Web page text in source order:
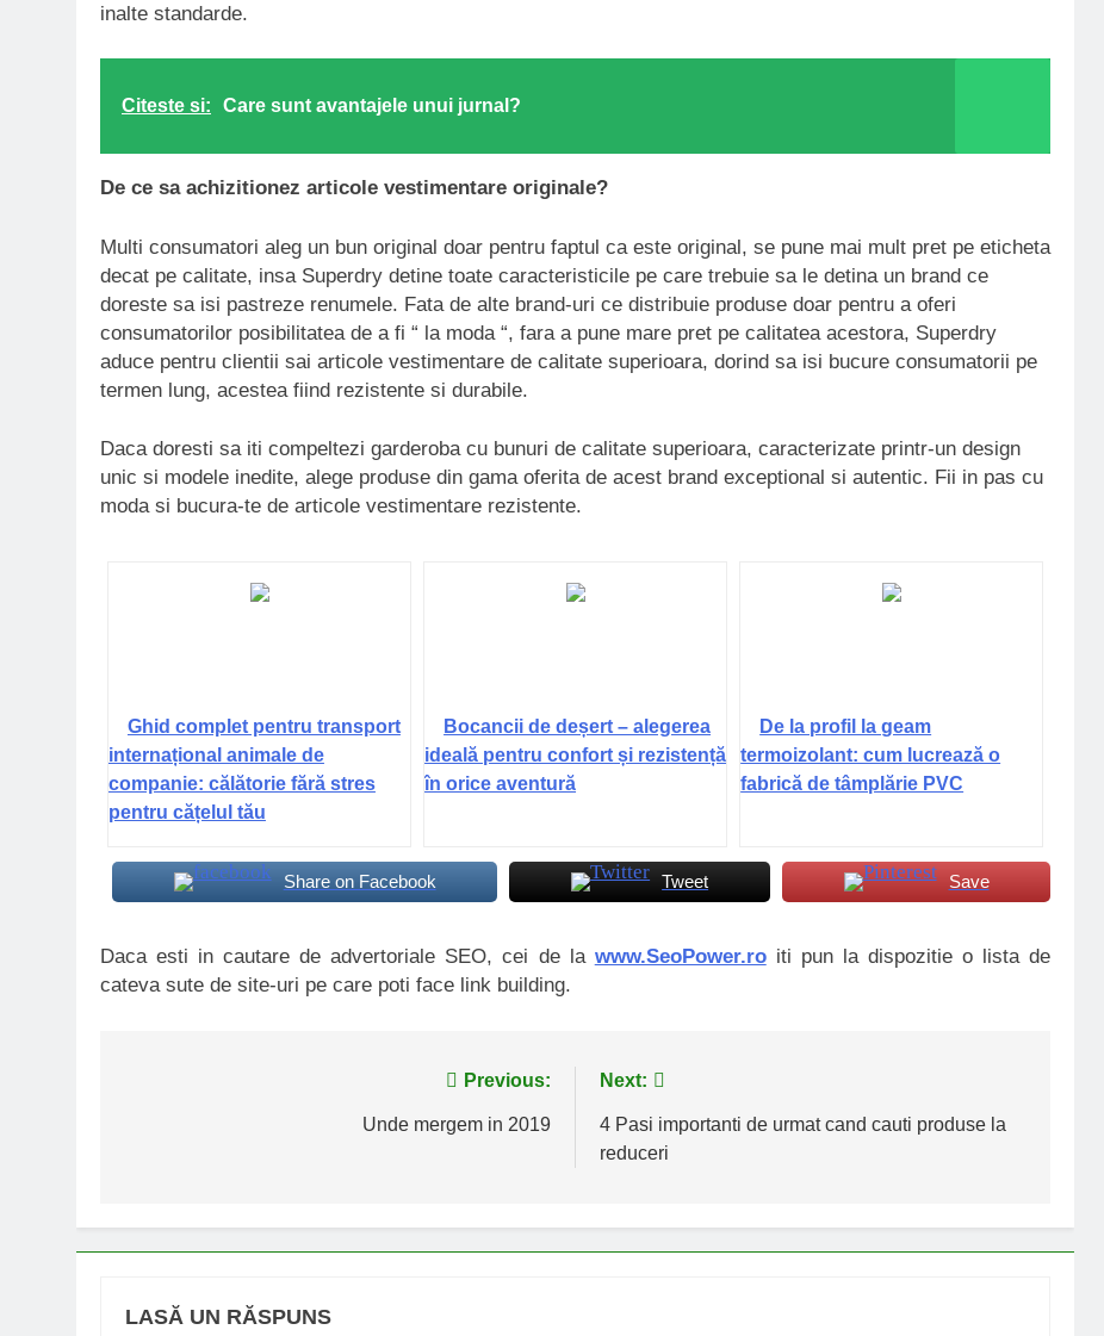
inalte standarde.
Citeste si: Care sunt avantajele unui jurnal?
De ce sa achizitionez articole vestimentare originale?
Multi consumatori aleg un bun original doar pentru faptul ca este original, se pune mai mult pret pe eticheta
decat pe calitate, insa Superdry detine toate caracteristicile pe care trebuie sa le detina un brand ce
doreste sa isi pastreze renumele. Fata de alte brand-uri ce distribuie produse doar pentru a oferi
consumatorilor posibilitatea de a fi “ la moda “, fara a pune mare pret pe calitatea acestora, Superdry
aduce pentru clientii sai articole vestimentare de calitate superioara, dorind sa isi bucure consumatorii pe
termen lung, acestea fiind rezistente si durabile.
Daca doresti sa iti compeltezi garderoba cu bunuri de calitate superioara, caracterizate printr-un design
unic si modele inedite, alege produse din gama oferita de acest brand exceptional si autentic. Fii in pas cu
moda si bucura-te de articole vestimentare rezistente.
Ghid complet pentru transport
internațional animale de
companie: călătorie fără stres
pentru cățelul tău
Bocancii de deșert – alegerea
ideală pentru confort și rezistență
în orice aventură
De la profil la geam
termoizolant: cum lucrează o
fabrică de tâmplărie PVC
Share on Facebook Tweet Save
Daca esti in cautare de advertoriale SEO, cei de la www.SeoPower.roiti pun la dispozitie o lista de
cateva sute de site-uri pe care poti face link building.
Previous:
Unde mergem in 2019
Next:
4 Pasi importanti de urmat cand cauti produse la
reduceri
LASĂ UN RĂSPUNS